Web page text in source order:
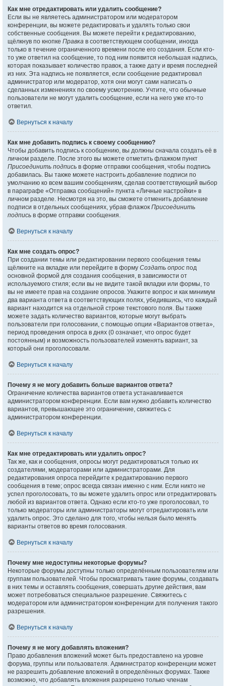
Как мне отредактировать или удалить сообщение?
Если вы не являетесь администратором или модератором
конференции, вы можете редактировать и удалять только свои
собственные сообщения. Вы можете перейти к редактированию,
щёлкнув по кнопке Правка в соответствующем сообщении, иногда
только в течение ограниченного времени после его создания. Если кто-
то уже ответил на сообщение, то под ним появится небольшая надпись,
которая показывает количество правок, а также дату и время последней
из них. Эта надпись не появляется, если сообщение редактировал
администратор или модератор, хотя они могут сами написать о
сделанных изменениях по своему усмотрению. Учтите, что обычные
пользователи не могут удалить сообщение, если на него уже кто-то
ответил.
Вернуться к началу
Как мне добавить подпись к своему сообщению?
Чтобы добавить подпись к сообщению, вы должны сначала создать её в
личном разделе. После этого вы можете отметить флажком пункт
Присоединить подпись в форме отправки сообщения, чтобы подпись
добавилась. Вы также можете настроить добавление подписи по
умолчанию ко всем вашим сообщениям, сделав соответствующий выбор
в параграфе «Отправка сообщений» пункта «Личные настройки» в
личном разделе. Несмотря на это, вы сможете отменить добавление
подписи в отдельных сообщениях, убрав флажок Присоединить
подпись в форме отправки сообщения.
Вернуться к началу
Как мне создать опрос?
При создании темы или редактировании первого сообщения темы
щёлкните на вкладке или перейдите в форму Создать опрос под
основной формой для создания сообщения, в зависимости от
используемого стиля; если вы не видите такой вкладки или формы, то
вы не имеете прав на создание опросов. Укажите вопрос и как минимум
два варианта ответа в соответствующих полях, убедившись, что каждый
вариант находится на отдельной строке текстового поля. Вы также
можете задать количество вариантов, которые могут выбрать
пользователи при голосовании, с помощью опции «Вариантов ответа»,
период проведения опроса в днях (0 означает, что опрос будет
постоянным) и возможность пользователей изменять вариант, за
который они проголосовали.
Вернуться к началу
Почему я не могу добавить больше вариантов ответа?
Ограничение количества вариантов ответа устанавливается
администратором конференции. Если вам нужно добавить количество
вариантов, превышающее это ограничение, свяжитесь с
администратором конференции.
Вернуться к началу
Как мне отредактировать или удалить опрос?
Так же, как и сообщения, опросы могут редактироваться только их
создателями, модераторами или администраторами. Для
редактирования опроса перейдите к редактированию первого
сообщения в теме; опрос всегда связан именно с ним. Если никто не
успел проголосовать, то вы можете удалить опрос или отредактировать
любой из вариантов ответа. Однако если кто-то уже проголосовал, то
только модераторы или администраторы могут отредактировать или
удалить опрос. Это сделано для того, чтобы нельзя было менять
варианты ответов во время голосования.
Вернуться к началу
Почему мне недоступны некоторые форумы?
Некоторые форумы доступны только определённым пользователям или
группам пользователей. Чтобы просматривать такие форумы, создавать
в них темы и оставлять сообщения, совершать другие действия, вам
может потребоваться специальное разрешение. Свяжитесь с
модератором или администратором конференции для получения такого
разрешения.
Вернуться к началу
Почему я не могу добавлять вложения?
Право добавления вложений может быть предоставлено на уровне
форума, группы или пользователя. Администратор конференции может
не разрешить добавление вложений в определённых форумах. Также
возможно, что добавлять вложения разрешено только членам